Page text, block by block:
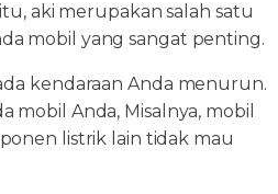
aki merupakan salah satu
mobil yang sangat penting.
kendaraan Anda menurun.
mobil Anda, Misalnya, mobil
listrik lain tidak mau